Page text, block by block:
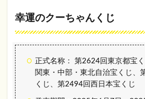
のク
ーち
くじ
の特
幸運のクーちゃんくじ
正式名称： 第2624回東京都宝
関東・中部・東北自治宝くじ、
くじ、第2494回西日本宝くじ